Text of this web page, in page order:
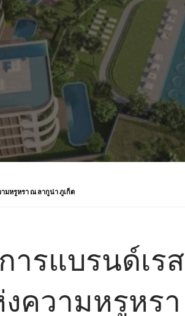
มหรูหรา ณ ลากูน่า ภูเก็ต
ารแบรนด์เรส
ความหรูหรา